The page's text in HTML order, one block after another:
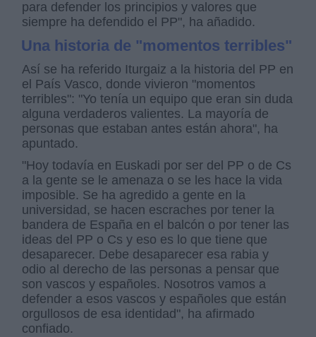
para defender los principios y valores que
siempre ha defendido el PP", ha añadido.
Una historia de "momentos terribles"
Así se ha referido Iturgaiz a la historia del PP en
el País Vasco, donde vivieron "momentos
terribles": "Yo tenía un equipo que eran sin duda
alguna verdaderos valientes. La mayoría de
personas que estaban antes están ahora", ha
apuntado.
"Hoy todavía en Euskadi por ser del PP o de Cs
a la gente se le amenaza o se les hace la vida
imposible. Se ha agredido a gente en la
universidad, se hacen escraches por tener la
bandera de España en el balcón o por tener las
ideas del PP o Cs y eso es lo que tiene que
desaparecer. Debe desaparecer esa rabia y
odio al derecho de las personas a pensar que
son vascos y españoles. Nosotros vamos a
defender a esos vascos y españoles que están
orgullosos de esa identidad", ha afirmado
confiado.